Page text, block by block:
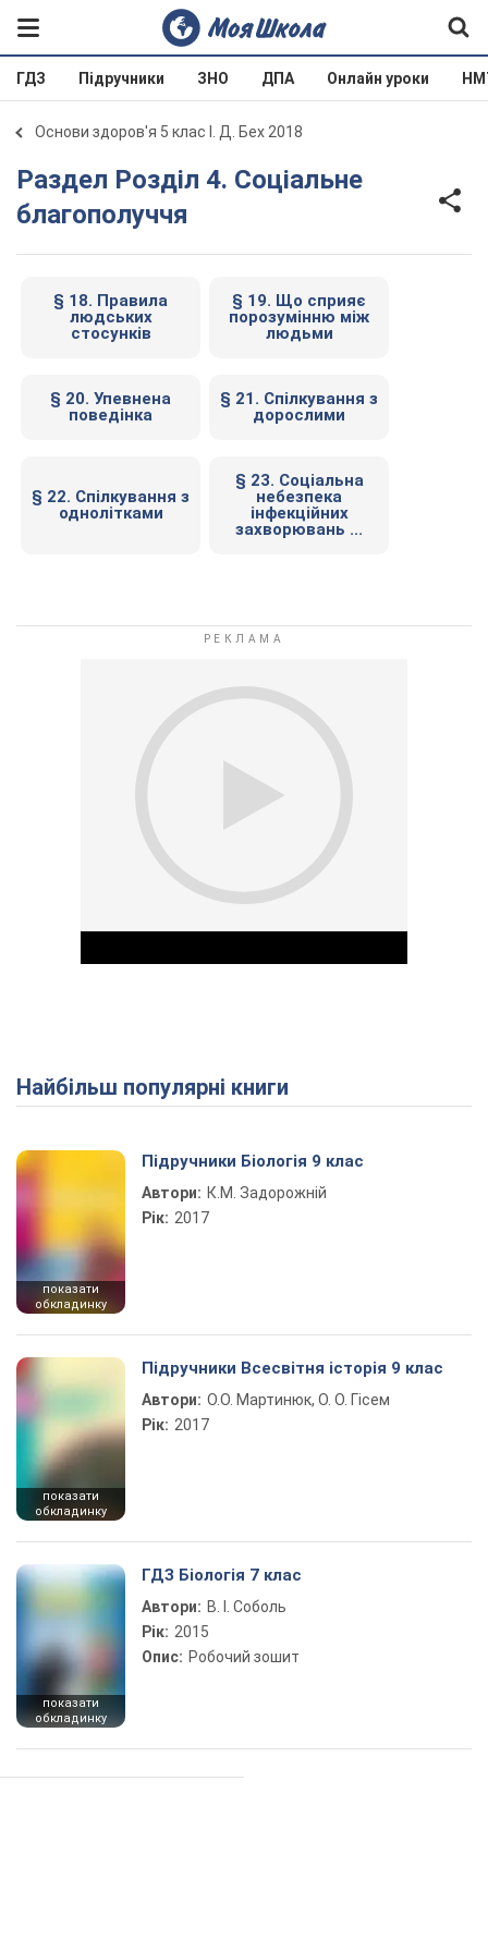
ГДЗ Підручники ЗНО ДПА Онлайн уроки
Основи здоров'я 5 клас І. Д. Бех 2018
Раздел Розділ 4. Соціальне
благополуччя
§ 18. Правила
людських
стосунків
§ 19. Що сприяє
порозумінню між
людьми
§ 20. Упевнена
поведінка
§ 21. Спілкування з
дорослими
§ 22. Спілкування з
однолітками
§ 23. Соціальна
небезпека
інфекційних
захворювань ...
Play Video
Найбільш популярні книги
показати
обкладинку
Підручники Біологія 9 клас
Автори: К.М. Задорожній
Рік: 2017
показати
обкладинку
Підручники Всесвітня історія 9 клас
Автори: О.О. Мартинюк, О. О. Гісем
Рік: 2017
показати
обкладинку
ГДЗ Біологія 7 клас
Автори: В. І. Соболь
Рік: 2015
Опис: Робочий зошит